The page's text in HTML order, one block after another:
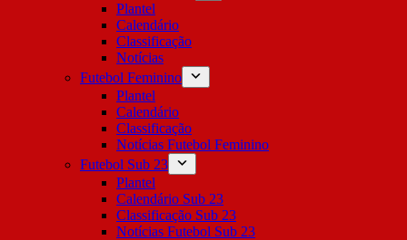
Plantel
Calendário
Classificação
Notícias
Futebol Feminino
Plantel
Calendário
Classificação
Notícias Futebol Feminino
Futebol Sub 23
Plantel
Calendário Sub 23
Classificação Sub 23
Notícias Futebol Sub 23